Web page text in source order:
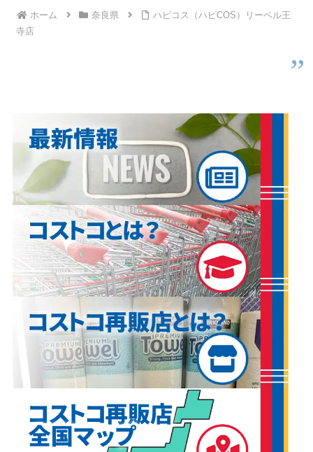
ホーム 奈良県
ハピコス（ハピCOS）リーベル王
寺店